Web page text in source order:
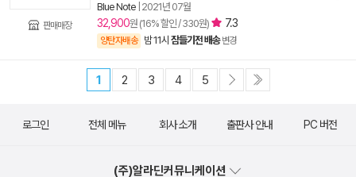
판매매장
Blue Note 2021년 07월
32,900원 (16% 할인 / 330원) 7.3
양탄자배송 밤 11시 잠들기전 배송 변경
1 2 3 4 5
로그인 전체 메뉴 회사 소개 출판사 안내 PC 버전
(주)알라딘커뮤니케이션